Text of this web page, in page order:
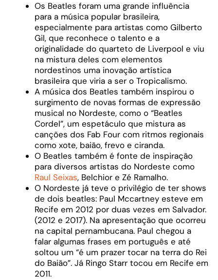
Os Beatles foram uma grande influência
para a música popular brasileira,
especialmente para artistas como Gilberto
Gil, que reconhece o talento e a
originalidade do quarteto de Liverpool e viu
na mistura deles com elementos
nordestinos uma inovação artística
brasileira que viria a ser o Tropicalismo.
A música dos Beatles também inspirou o
surgimento de novas formas de expressão
musical no Nordeste, como o “Beatles
Cordel”, um espetáculo que mistura as
canções dos Fab Four com ritmos regionais
como xote, baião, frevo e ciranda.
O Beatles também é fonte de inspiração
para diversos artistas do Nordeste como
Raul Seixas, Belchior e Zé Ramalho.
O Nordeste já teve o privilégio de ter shows
de dois beatles: Paul Mccartney esteve em
Recife em 2012 por duas vezes em Salvador.
(2012 e 2017). Na apresentação que ocorreu
na capital pernambucana. Paul chegou a
falar algumas frases em português e até
soltou um “é um prazer tocar na terra do Rei
do Baião”. Já Ringo Starr tocou em Recife em
2011.